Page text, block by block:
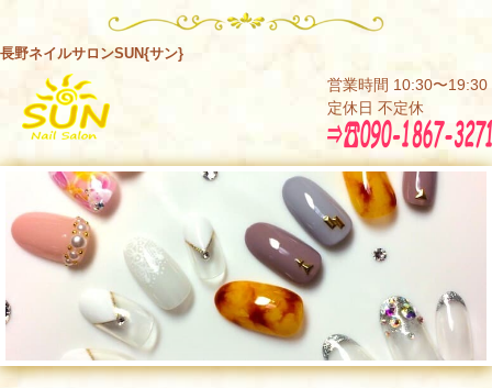
長野ネイルサロンSUN{サン}
営業時間 10:30〜19:30
定休日 不定休